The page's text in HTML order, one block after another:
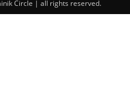
Circle | all rights reserved.